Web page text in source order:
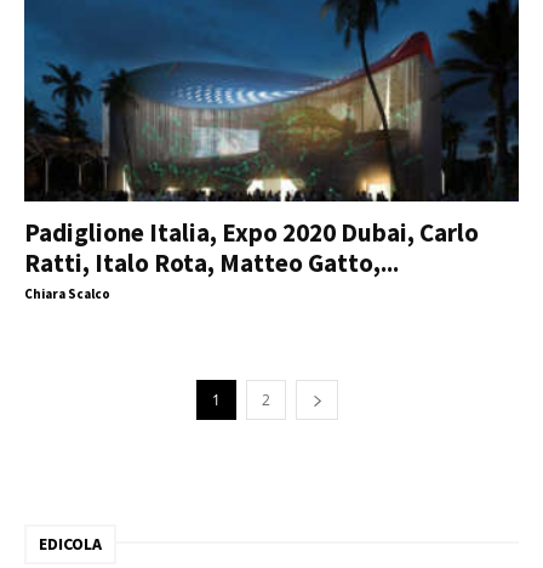
Padiglione Italia, Expo 2020 Dubai, Carlo
Ratti, Italo Rota, Matteo Gatto,...
Chiara Scalco
1 2
EDICOLA